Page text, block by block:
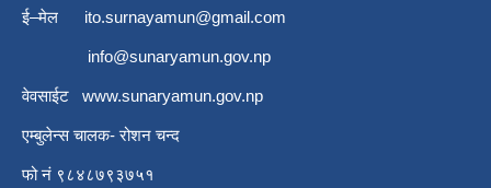
ई–मेल ito.surnayamun@gmail.com
info@sunaryamun.gov.np
वेवसाईट www.sunaryamun.gov.np
एम्बुलेन्स चालक- रोशन चन्द
फो नं ९८४८७९३७५१